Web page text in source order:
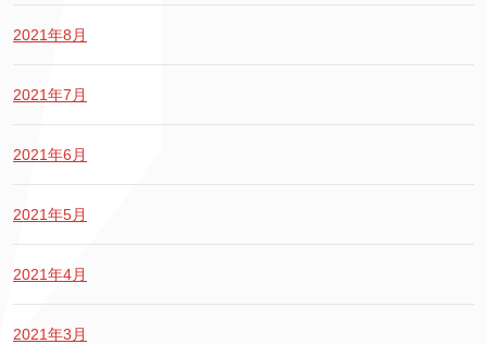
2021年8月
2021年7月
2021年6月
2021年5月
2021年4月
2021年3月